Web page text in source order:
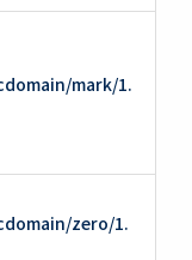
mark/1.
zero/1.